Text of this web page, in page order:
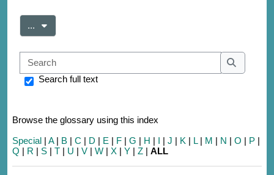
... Export entries
Search
Search
Search full text
Browse the glossary using this index
Special | A| B | C | D | E | F | G | H | I | J | K | L| M | N | O | P |
Q | R | S | T | U | V | W | X | Y | Z | ALL